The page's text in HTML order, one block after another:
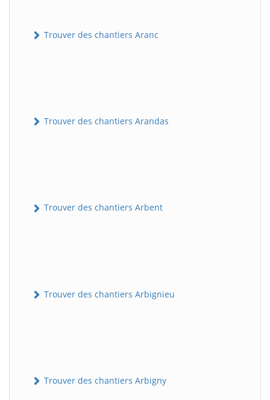
Trouver des chantiers Aranc
Trouver des chantiers Arandas
Trouver des chantiers Arbent
Trouver des chantiers Arbignieu
Trouver des chantiers Arbigny